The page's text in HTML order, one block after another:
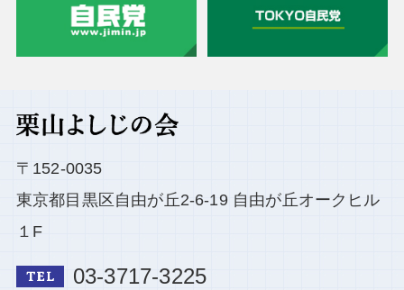
〒152-0035
東京都目黒区自由が丘2-6-19 自由が丘オークヒル
１F
03-3717-3225